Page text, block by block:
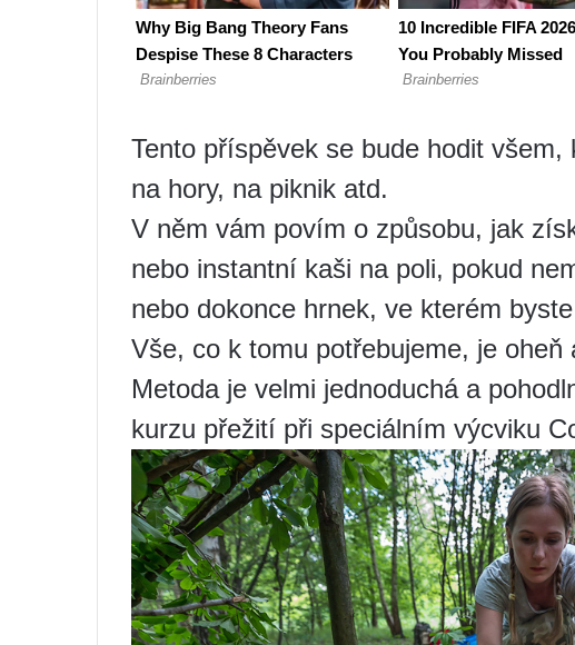
Tento příspěvek se bude hodit
na hory, na piknik atd.
V něm vám povím o způsobu, jak
nebo instantní kaši na poli, pokud
nebo dokonce hrnek, ve kterém
Vše, co k tomu potřebujeme, je oheň
Metoda je velmi jednoduchá a
kurzu přežití při speciálním výcviku